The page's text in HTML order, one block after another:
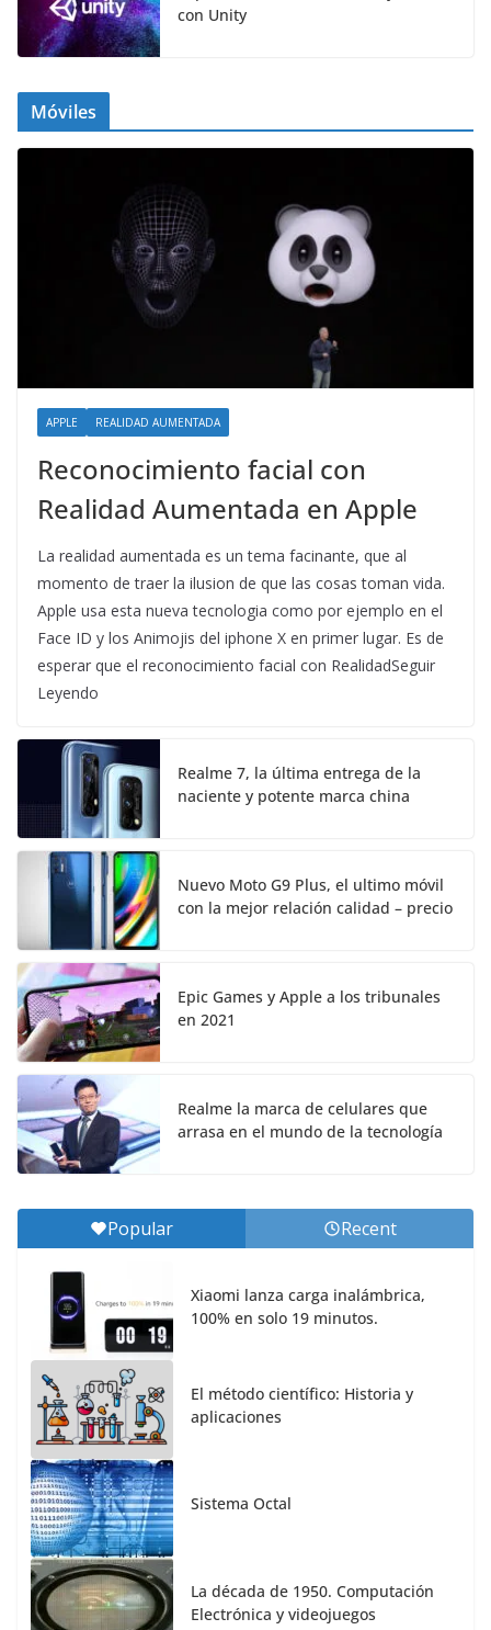
con Unity
Móviles
APPLE REALIDAD AUMENTADA
Reconocimiento facial con
Realidad Aumentada en Apple
La realidad aumentada es un tema facinante, que al
momento de traer la ilusion de que las cosas toman vida.
Apple usa esta nueva tecnologia como por ejemplo en el
Face ID y los Animojis del iphone X en primer lugar. Es de
esperar que el reconocimiento facial con RealidadSeguir
Leyendo
Realme 7, la última entrega de la
naciente y potente marca china
Nuevo Moto G9 Plus, el ultimo móvil
con la mejor relación calidad – precio
Epic Games y Apple a los tribunales
en 2021
Realme la marca de celulares que
arrasa en el mundo de la tecnología
Popular Recent
Xiaomi lanza carga inalámbrica,
100% en solo 19 minutos.
El método científico: Historia y
aplicaciones
Sistema Octal
La década de 1950. Computación
Electrónica y videojuegos